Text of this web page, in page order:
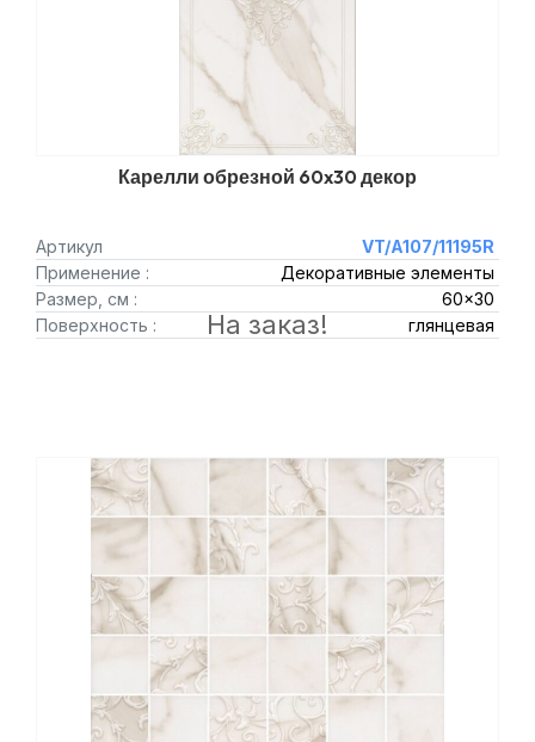
Карелли обрезной 60x30 декор
Артикул
VT/A107/11195R
Применение :
Декоративные элементы
Размер, см :
60x30
Поверхность :
глянцевая
На заказ!